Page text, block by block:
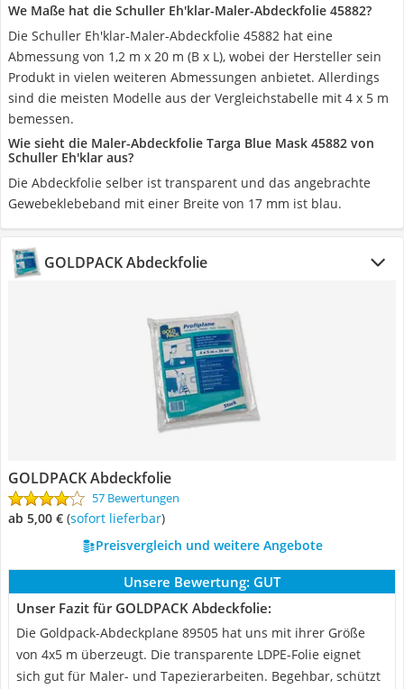
We Maße hat die Schuller Eh'klar-Maler-Abdeckfolie 45882?
Die Schuller Eh'klar-Maler-Abdeckfolie 45882 hat eine
Abmessung von 1,2 m x 20 m (B x L), wobei der Hersteller sein
Produkt in vielen weiteren Abmessungen anbietet. Allerdings
sind die meisten Modelle aus der Vergleichstabelle mit 4 x 5 m
bemessen.
Wie sieht die Maler-Abdeckfolie Targa Blue Mask 45882 von
Schuller Eh'klar aus?
Die Abdeckfolie selber ist transparent und das angebrachte
Gewebeklebeband mit einer Breite von 17 mm ist blau.
GOLDPACK Abdeckfolie
GOLDPACK Abdeckfolie
57 Bewertungen
ab 5,00 € ( Sofort lieferbar)
Preisvergleich und weitere Angebote
Unsere Bewertung: GUT
Unser Fazit für GOLDPACK Abdeckfolie:
Die Goldpack-Abdeckplane 89505 hat uns mit ihrer Größe
von 4x5 m überzeugt. Die transparente LDPE-Folie eignet
sich gut für Maler- und Tapezierarbeiten. Begehbar, schützt